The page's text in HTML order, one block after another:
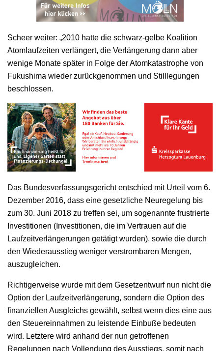
Scheer weiter: „2010 hatte die schwarz-gelbe Koalition
Atomlaufzeiten verlängert, die Verlängerung dann aber
wenige Monate später in Folge der Atomkatastrophe von
Fukushima wieder zurückgenommen und Stilllegungen
beschlossen.
Das Bundesverfassungsgericht entschied mit Urteil vom 6.
Dezember 2016, dass eine gesetzliche Neuregelung bis
zum 30. Juni 2018 zu treffen sei, um sogenannte frustrierte
Investitionen (Investitionen, die im Vertrauen auf die
Laufzeitverlängerungen getätigt wurden), sowie die durch
den Wiederausstieg weniger verstrombaren Mengen,
auszugleichen.
Richtigerweise wurde mit dem Gesetzentwurf nun nicht die
Option der Laufzeitverlängerung, sondern die Option des
finanziellen Ausgleichs gewählt, selbst wenn dies eine aus
den Steuereinnahmen zu leistende Einbuße bedeuten
wird. Letztere wird anhand der nun getroffenen
Regelungen nach Vollendung des Ausstiegs, somit nach